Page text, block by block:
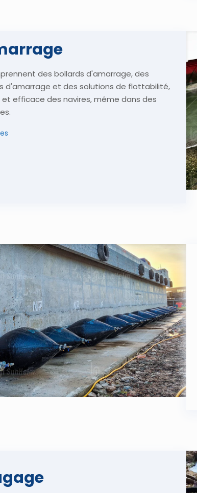
des bollards d'amarrage, des
d'amarrage et des solutions de flottabilité,
efficace des navires, même dans des